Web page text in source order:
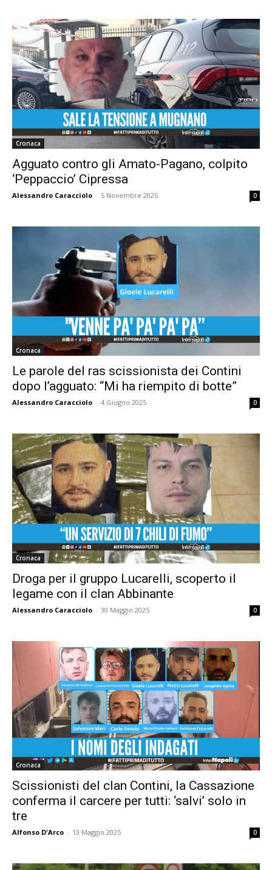
Cronaca
Agguato contro gli Amato-Pagano, colpito
‘Peppaccio’ Cipressa
Alessandro Caracciolo - 5 Novembre 2025 0
Cronaca
Le parole del ras scissionista dei Contini
dopo l’agguato: “Mi ha riempito di botte”
Alessandro Caracciolo - 4 Giugno 2025 0
Cronaca
Droga per il gruppo Lucarelli, scoperto il
legame con il clan Abbinante
Alessandro Caracciolo - 30 Maggio 2025 0
Cronaca
Scissionisti del clan Contini, la Cassazione
conferma il carcere per tutti: ‘salvi’ solo in
tre
Alfonso D'Arco - 13 Maggio 2025 0